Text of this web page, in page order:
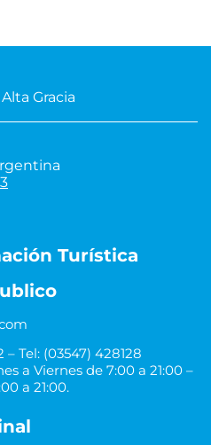
Turística
– Tel: (03547) 428128
a Viernes de 7:00 a 21:00 –
a 21:00.